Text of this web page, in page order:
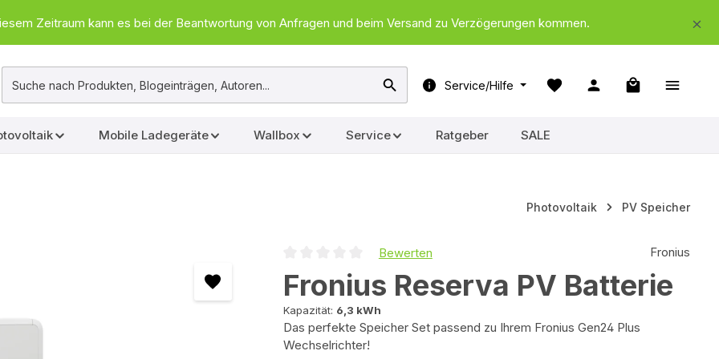
Zeitraum kann es bei der Beantwortung von Anfragen und beim Versand zu Verzögerungen kommen.
Service/Hilfe
Warenkorb
Mobile Ladegeräte Wallbox Service Ratgeber SALE
Photovoltaik PV Speicher
Bewerten Fronius
Fronius Reserva PV Batterie
Kapazität: 6,3 kWh
Das perfekte Speicher Set passend zu Ihrem Fronius Gen24 Plus
Wechselrichter!